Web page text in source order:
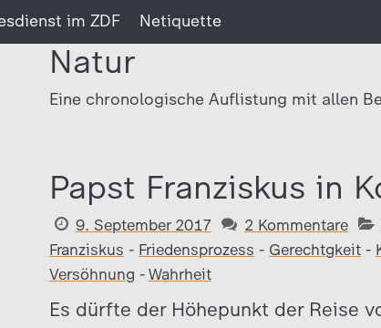
im ZDF Netiquette
Natur
Eine chronologische Auflistung mit allen
Papst Franziskus in
9. September 2017 2 Kommentare
Franziskus - Friedensprozess - Gerechtgkeit -
Versöhnung - Wahrheit
Es dürfte der Höhepunkt der Reise